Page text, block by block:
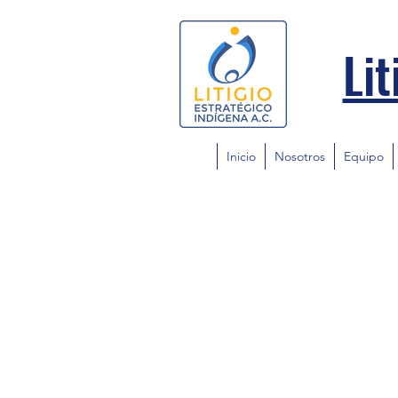
Inicio Nosotros Equipo